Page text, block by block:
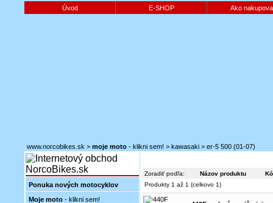
Úvod E-SHOP Ako
www.norcobikes.sk > moje moto - klikni sem! > kawasaki > er-5 500 (01-07)
Ponuka nových motocyklov
Moje moto - klikni sem!
Zoradiť podľa: Názov produktu
Produkty 1 až 1 (celkovo 1)